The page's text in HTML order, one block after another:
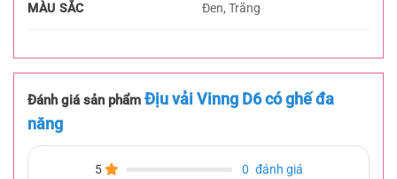
MÀU SẮC Đen, Trắng
Đánh giá sản phẩm Địu vải Vinng D6 có ghế đa
năng
5 0 đánh giá